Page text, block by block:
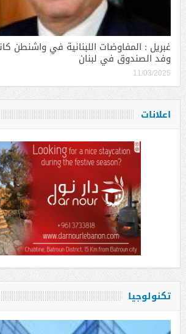
غبريل : المفاوضات اللبنانية في واشنطن
وفد الصندوق في لبنان
11/03/2025
اعلانات
تكنولوجيا